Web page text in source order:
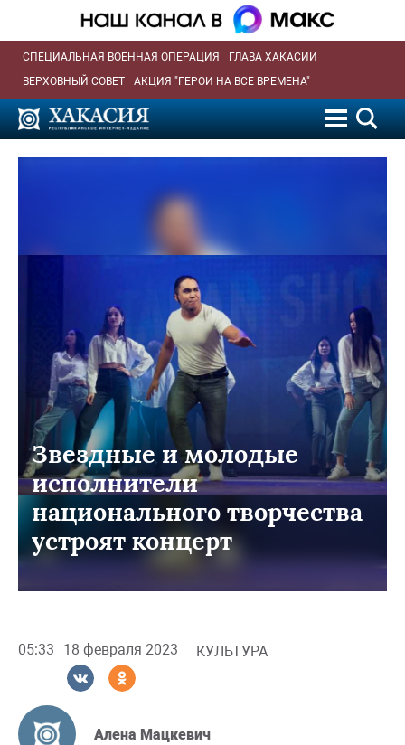
СПЕЦИАЛЬНАЯ ВОЕННАЯ ОПЕРАЦИЯ
ГЛАВА ХАКАСИИ
ВЕРХОВНЫЙ СОВЕТ
АКЦИЯ "ГЕРОИ НА ВСЕ ВРЕМЕНА"
Звездные и молодые
исполнители
национального творчества
устроят концерт
05:33 18 февраля 2023 КУЛЬТУРА
Алена Мацкевич